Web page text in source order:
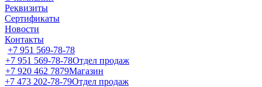
Реквизиты
Сертификаты
Новости
Контакты
+7 951 569-78-78
+7 951 569-78-78Отдел продаж
+7 920 462 7879Магазин
+7 473 202-78-79Отдел продаж